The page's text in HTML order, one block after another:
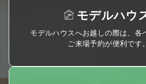
モデルハウ
モデルハウスへお越しの際は、各
ご来場予約が便利です。